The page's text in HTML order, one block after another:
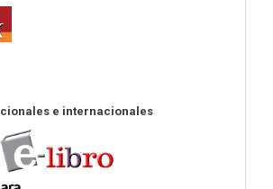
e internacionales